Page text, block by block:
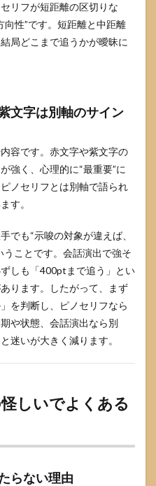
リフが短距離の区切りな
向性”です。短距離と中距離
局どこまで追うかが曖昧に
文字は別軸のサイン
容です。赤文字や紫文字の
強く、心理的に“最重要”に
ノセリフとは別軸で語られ
す。
でも“示唆の対象が違えば、
ことです。会話演出で強そ
しも「400ptまで追う」とい
ります。したがって、まず
を判断し、ピノセリフなら
や状態、会話演出なら別
迷いが大きく減ります。
しいでよくある
らない理由